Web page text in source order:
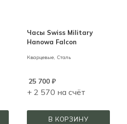
Часы Swiss Military
Hanowa Falcon
Кварцевые, Сталь
25 700₽
+ 2 570 на счёт
В КОРЗИНУ